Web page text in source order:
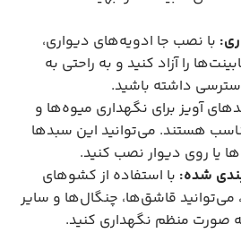
با نصب جا ادویه‌های دیواری،
را آزاد کنید و به راحتی به
داشته باشید.
آویز برای نگهداری میوه‌ها و
هستند. می‌توانید این سبدها
یا روی دیوار نصب کنید.
شده: با استفاده از کشوهای
قاشق‌ها، چنگال‌ها و سایر
صورت منظم نگهداری کنید.